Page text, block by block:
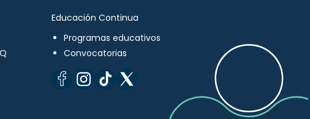
Educación Continua
Programas educativos
Convocatorias